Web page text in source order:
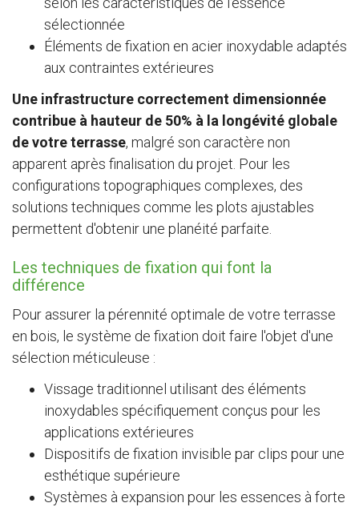
sélectionnée
Éléments de fixation en acier inoxydable adaptés
aux contraintes extérieures
Une infrastructure correctement dimensionnée
contribue à hauteur de 50% à la longévité globale
de votre terrasse, malgré son caractère non
apparent après finalisation du projet. Pour les
configurations topographiques complexes, des
solutions techniques comme les plots ajustables
permettent d'obtenir une planéité parfaite.
Les techniques de fixation qui font la
différence
Pour assurer la pérennité optimale de votre terrasse
en bois, le système de fixation doit faire l'objet d'une
sélection méticuleuse :
Vissage traditionnel utilisant des éléments
inoxydables spécifiquement conçus pour les
applications extérieures
Dispositifs de fixation invisible par clips pour une
esthétique supérieure
Systèmes à expansion pour les essences à forte